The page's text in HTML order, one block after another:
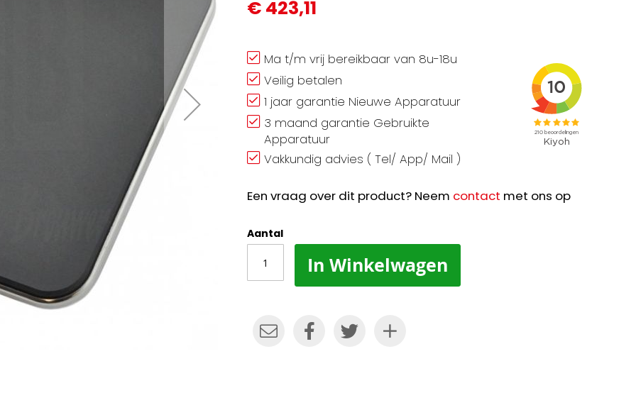
€ 423,11
Ma t/m vrij bereikbaar van 8u-18u
Veilig betalen
1 jaar garantie Nieuwe Apparatuur
3 maand garantie Gebruikte
Apparatuur
Vakkundig advies ( Tel/ App/ Mail )
Een vraag over dit product? Neem contact met ons op
Aantal
In Winkelwagen